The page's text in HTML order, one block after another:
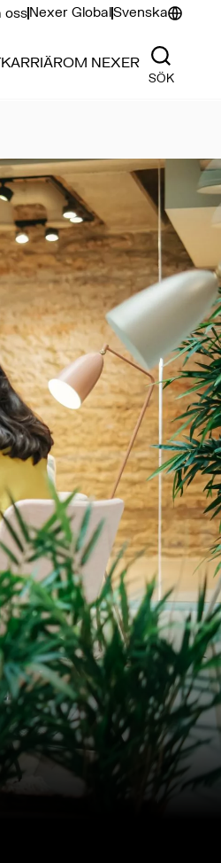
ossNexer GlobalSvenska
KARRIÄROM NEXER
SÖK